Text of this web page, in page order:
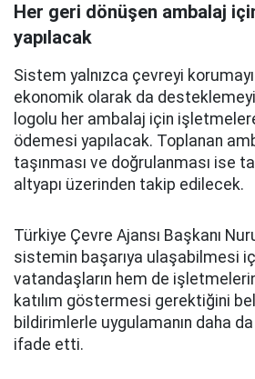
Her geri dönüşen ambalaj
yapılacak
Sistem yalnızca çevreyi
ekonomik olarak da desteklemeyi
logolu her ambalaj için
ödemesi yapılacak. Toplanan
taşınması ve doğrulanması ise
altyapı üzerinden takip edilecek.
Türkiye Çevre Ajansı Başkanı
sistemin başarıya ulaşabilmesi
vatandaşların hem de
katılım göstermesi gerektiğini
bildirimlerle uygulamanın daha
ifade etti.